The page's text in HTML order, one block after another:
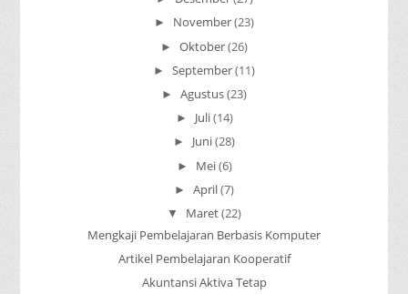
► November(23)
► Oktober(26)
► September(11)
► Agustus(23)
► Juli(14)
► Juni(28)
► Mei(6)
► April(7)
▼ Maret(22)
Mengkaji Pembelajaran Berbasis Komputer
Artikel Pembelajaran Kooperatif
Akuntansi Aktiva Tetap